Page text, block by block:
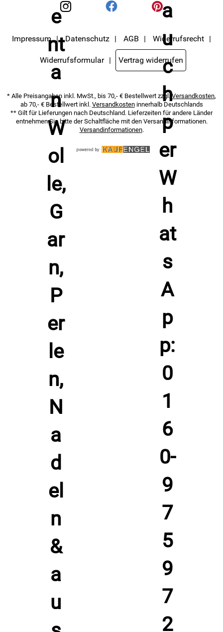
Impressum Datenschutz AGB Widerrufsrecht
Widerrufsformular Vertrag widerrufen
* Alle Preisangaben inkl. MwSt., bis 70,- € Bestellwert zzgl. Versandkosten,
ab 70,- € Bestellwert inkl. Versandkosteninnerhalb Deutschlands
** Gilt für Lieferungen nach Deutschland. Lieferzeiten für andere Länder
entnehmen Sie bitte der Schaltfläche mit den Versandinformationen.
Versandinformationen.